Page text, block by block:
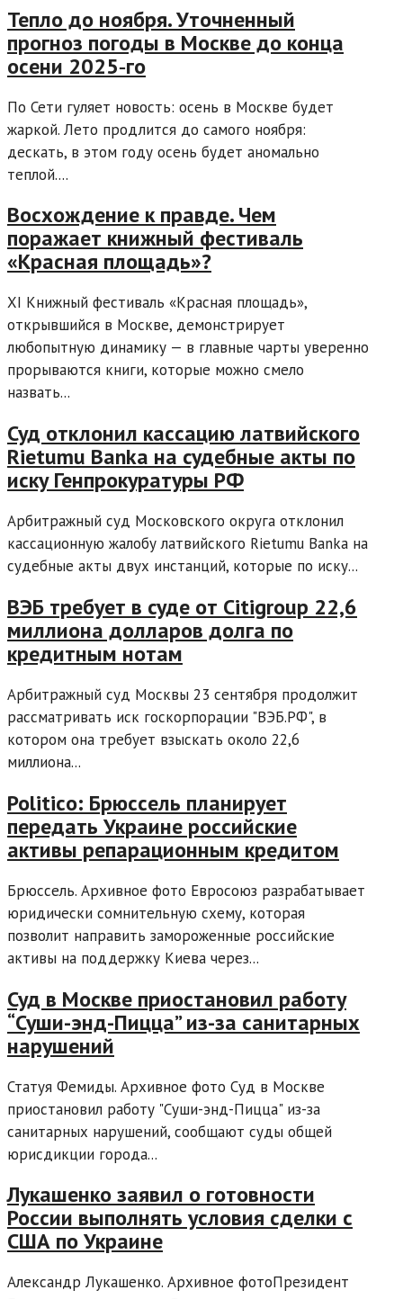
Тепло до ноября. Уточненный
прогноз погоды в Москве до конца
осени 2025‑го
По Сети гуляет новость: осень в Москве будет
жаркой. Лето продлится до самого ноября:
дескать, в этом году осень будет аномально
теплой....
Восхождение к правде. Чем
поражает книжный фестиваль
«Красная площадь»?
XI Книжный фестиваль «Красная площадь»,
открывшийся в Москве, демонстрирует
любопытную динамику — в главные чарты уверенно
прорываются книги, которые можно смело
назвать...
Суд отклонил кассацию латвийского
Rietumu Banka на судебные акты по
иску Генпрокуратуры РФ
Арбитражный суд Московского округа отклонил
кассационную жалобу латвийского Rietumu Banka на
судебные акты двух инстанций, которые по иску...
ВЭБ требует в суде от Citigroup 22,6
миллиона долларов долга по
кредитным нотам
Арбитражный суд Москвы 23 сентября продолжит
рассматривать иск госкорпорации "ВЭБ.РФ", в
котором она требует взыскать около 22,6
миллиона...
Politico: Брюссель планирует
передать Украине российские
активы репарационным кредитом
Брюссель. Архивное фото Евросоюз разрабатывает
юридически сомнительную схему, которая
позволит направить замороженные российские
активы на поддержку Киева через...
Суд в Москве приостановил работу
“Суши-энд-Пицца” из-за санитарных
нарушений
Статуя Фемиды. Архивное фото Суд в Москве
приостановил работу "Суши-энд-Пицца" из-за
санитарных нарушений, сообщают суды общей
юрисдикции города...
Лукашенко заявил о готовности
России выполнять условия сделки с
США по Украине
Александр Лукашенко. Архивное фотоПрезидент